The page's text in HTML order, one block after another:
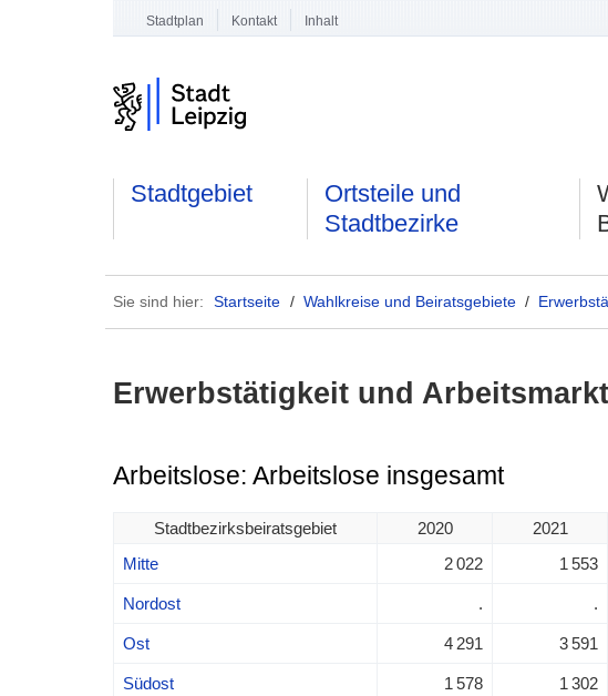
Stadtplan Kontakt Inhalt
Stadtgebiet
Ortsteile und
Stadtbezirke
Sie sind hier: Startseite / Wahlkreise und Beiratsgebiete /
Erwerbstätigkeit und Arbeitsmarkt
Arbeitslose: Arbeitslose insgesamt
Stadtbezirksbeiratsgebiet 2020 2021
Mitte
2 022 1 553
Nordost . .
Ost 4 291 3 591
Südost 1 578 1 302